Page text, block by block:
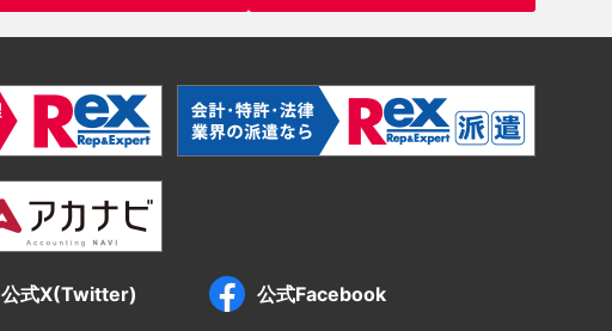
公式X(Twitter)
公式Facebook